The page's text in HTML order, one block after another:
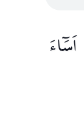
اَسَٓاءَ